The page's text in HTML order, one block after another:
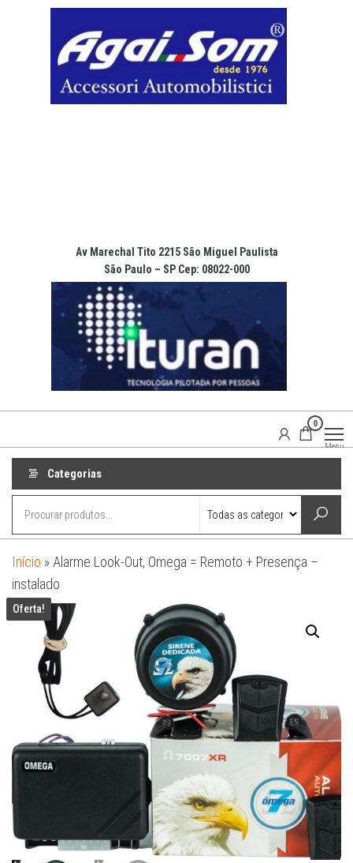
Av Marechal Tito 2215 São Miguel Paulista
São Paulo – SP Cep: 08022-000
0
Menu
Categorias
Início » Alarme Look-Out, Omega = Remoto + Presença –
instalado
Oferta!